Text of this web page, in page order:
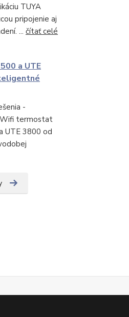
TUYA
pripojenie aj
... čítať celé
a UTE
-
termostat
UTE 3800 od